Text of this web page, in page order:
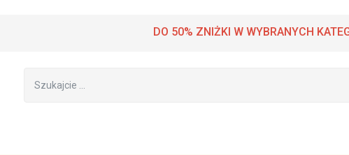
DO 50% ZNIŻKI W WYBRANYCH